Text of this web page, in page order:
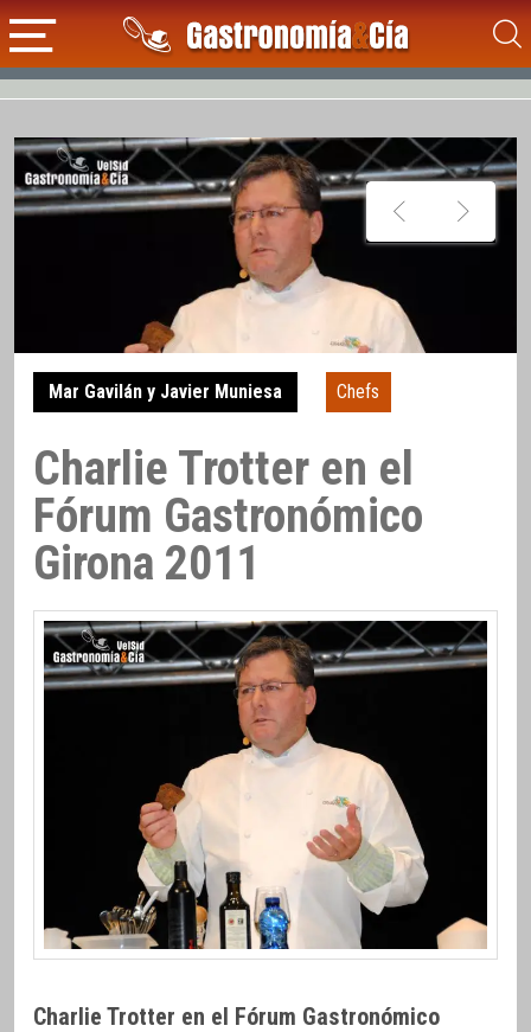
Mar Gavilán y Javier Muniesa Chefs
Charlie Trotter en el
Fórum Gastronómico
Girona 2011
Charlie Trotter en el Fórum Gastronómico